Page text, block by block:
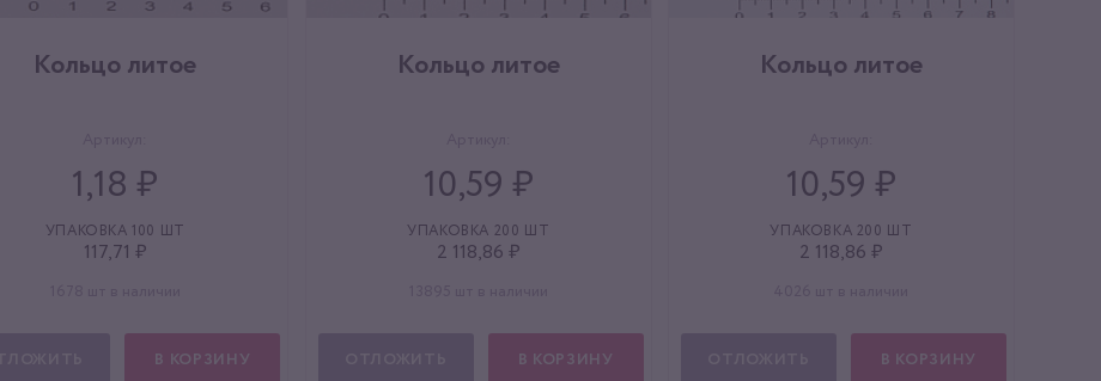
Кольцо литое
1,18 ₽
УПАКОВКА 100 ШТ
117,71 ₽
В КОРЗИНУ
Кольцо литое
10,59 ₽
УПАКОВКА 200 ШТ
2 118,86 ₽
В КОРЗИНУ
Кольцо литое
10,59 ₽
УПАКОВКА 200 ШТ
2 118,86 ₽
В КОРЗИНУ